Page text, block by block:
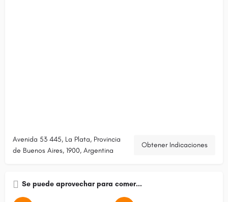
Avenida 53 445, La Plata, Provincia
de Buenos Aires, 1900, Argentina
Obtener Indicaciones
Se puede aprovechar para comer...